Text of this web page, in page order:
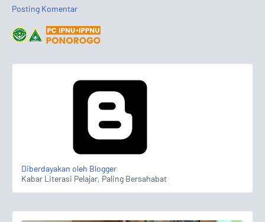
Posting Komentar
Diberdayakan oleh Blogger
Kabar Literasi Pelajar, Paling Bersahabat